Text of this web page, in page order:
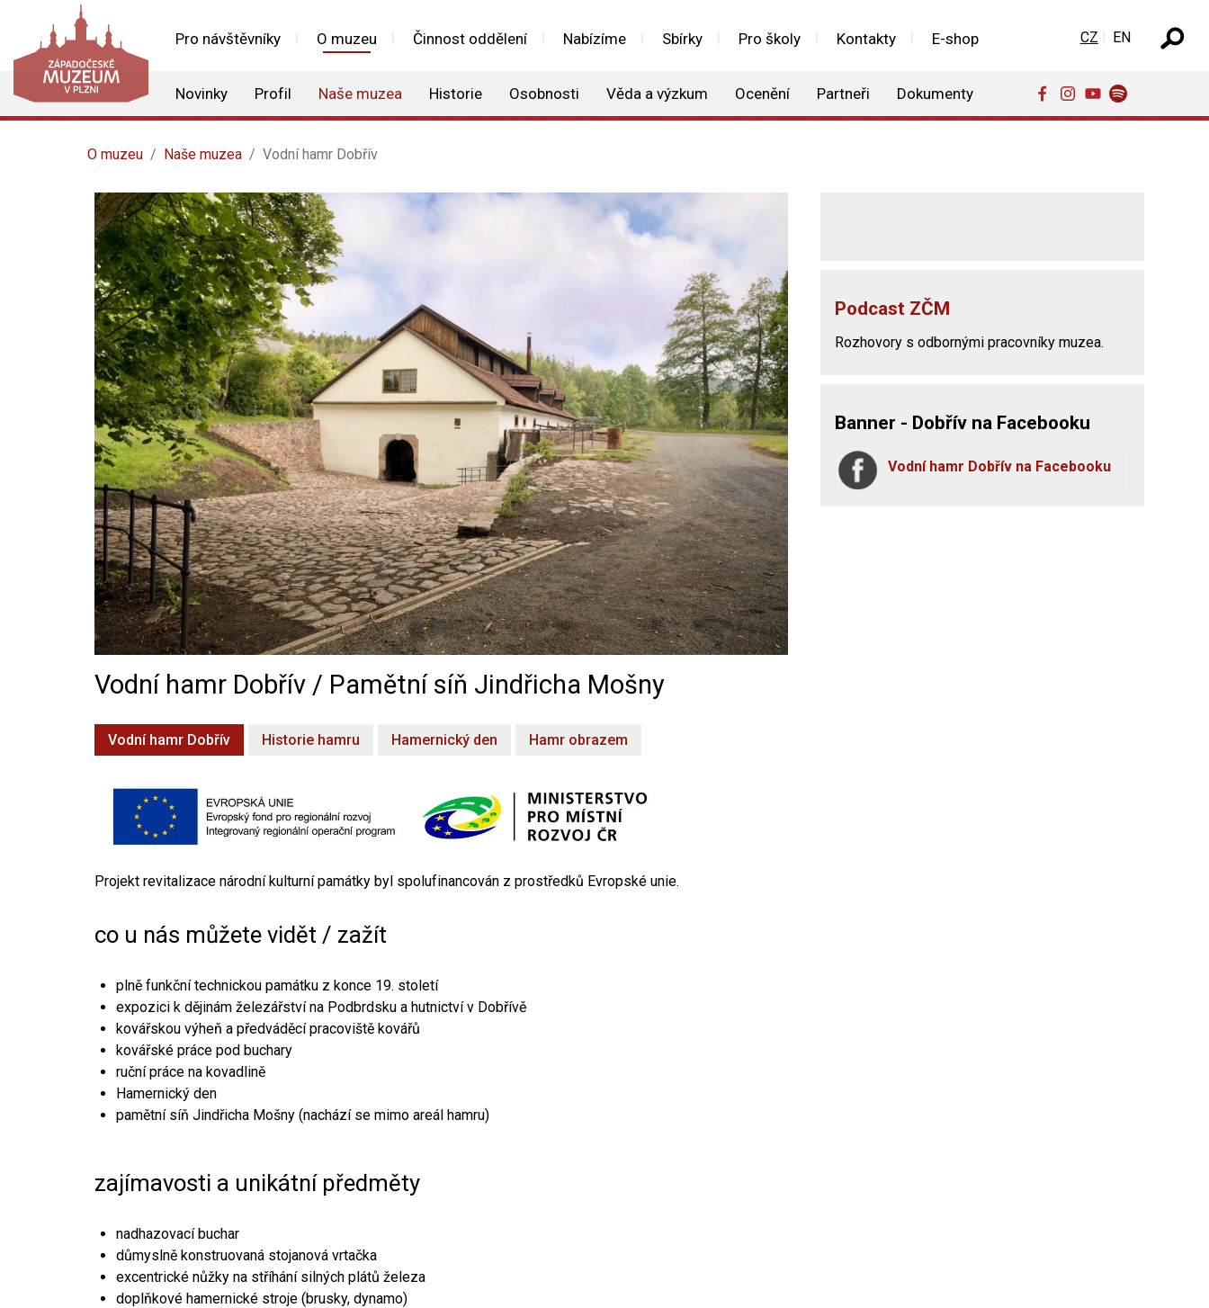
Pro návštěvníky O muzeu Činnost oddělení Nabízíme Sbírky Pro školy Kontakty E-shop
Novinky Profil Naše muzea Historie Osobnosti Věda a výzkum Ocenění Partneři Dokumenty
Zvolte jazyk
CZ EN
O muzeu Naše muzea Vodní hamr Dobřív
Vodní hamr Dobřív / Pamětní síň Jindřicha Mošny
Vodní hamr Dobřív Historie hamru Hamernický den Hamr obrazem
Projekt revitalizace národní kulturní památky byl spolufinancován z prostředků Evropské unie.
co u nás můžete vidět / zažít
plně funkční technickou památku z konce 19. století
expozici k dějinám železářství na Podbrdsku a hutnictví v Dobřívě
kovářskou výheň a předváděcí pracoviště kovářů
kovářské práce pod buchary
ruční práce na kovadlině
Hamernický den
pamětní síň Jindřicha Mošny (nachází se mimo areál hamru)
zajímavosti a unikátní předměty
nadhazovací buchar
důmyslně konstruovaná stojanová vrtačka
excentrické nůžky na stříhání silných plátů železa
doplňkové hamernické stroje (brusky, dynamo)
Podcast ZČM
Rozhovory s odbornými pracovníky muzea.
Banner - Dobřív na Facebooku
Vodní hamr Dobřív na Facebooku